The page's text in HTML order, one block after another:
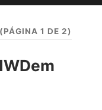
(PÁGINA 1 DE 2)